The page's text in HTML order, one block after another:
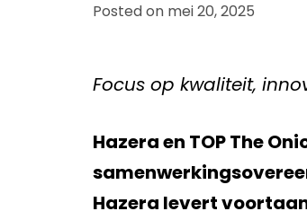
Posted on mei 20, 2025
Focus op kwaliteit,
Hazera en TOP The
Hazera levert